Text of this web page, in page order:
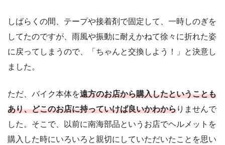
しばらくの間、テープや接着剤で固定して、一時しのぎを
してたのですが、雨風や振動に耐えかねて徐々に折れた姿
に戻ってしまうので、「ちゃんと交換しよう！」と決意し
ました。
ただ、バイク本体を遠方のお店から購入したということも
あり、どこのお店に持っていけば良いかわからりませんで
した。そこで、以前に南海部品というお店でヘルメットを
購入した時にいろいろと親切にしていただいたことを思い